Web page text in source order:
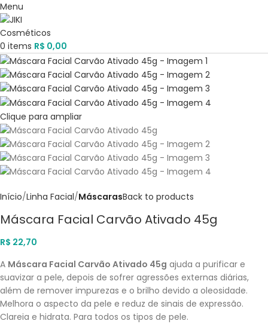
Menu
0 items R$ 0,00
Clique para ampliar
Início Linha Facial MáscarasBack to products
Máscara Facial Carvão Ativado 45g
R$ 22,70
A Máscara Facial Carvão Ativado 45g ajuda a purificar e
suavizar a pele, depois de sofrer agressões externas diárias,
além de remover impurezas e o brilho devido a oleosidade.
Melhora o aspecto da pele e reduz de sinais de expressão.
Clareia e hidrata. Para todos os tipos de pele.